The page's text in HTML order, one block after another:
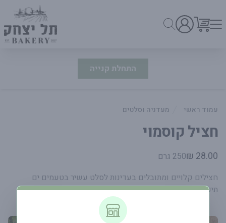
התחלת קנייה
עמוד ראשי מעדניה וסלטים
חציל קוסמוי
פרטי המוצר
28.00 ₪
250 גרם
חצילים קלויים ומתובלים בעדינות לסלט עשיר בטעמים ים
תיכוניים.